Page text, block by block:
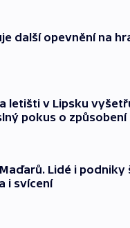
další opevnění na
letišti v Lipsku
pokus o
Lidé i podniky
i svícení